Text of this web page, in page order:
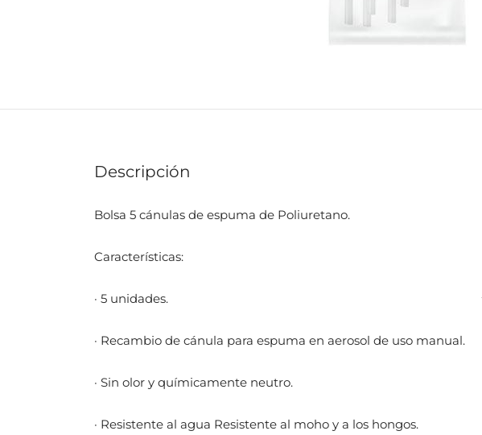
Descripción
Bolsa 5 cánulas de espuma de Poliuretano.
Características:
· 5 unidades.
· Recambio de cánula para espuma en aerosol de uso manual.
· Sin olor y químicamente neutro.
· Resistente al agua Resistente al moho y a los hongos.